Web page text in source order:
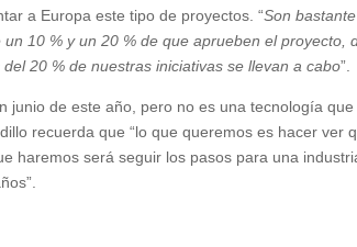
a Europa este tipo de proyectos. “Son
10 % y un 20 % de que aprueben el proyecto,
20 % de nuestras iniciativas se llevan a cabo”.
junio de este año, pero no es una tecnología
recuerda que “lo que queremos es hacer ver
haremos será seguir los pasos para una